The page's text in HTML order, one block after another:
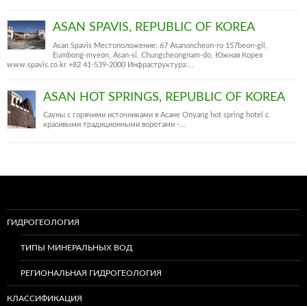
ASAN SPAVIS, REPUBLIC OF KOREA
Asan Spavis Местоположение: 67 Asanoncheon-ro 157beon-gil,
Eumbong-myeon, Asan-si, Chungcheongnam-do, Южная Корея
www.spavis.co.kr +82 41-539-2000 Инфраструктура:…
ASAN HOT SPRINGS, REPUBLIC OF KOREA
Сауны с горячими источниками в Асане Onyang hot spring hotel c
красивыми традиционными воротами -…
ГИДРОГЕОЛОГИЯ
ТИПЫ МИНЕРАЛЬНЫХ ВОД
РЕГИОНАЛЬНАЯ ГИДРОГЕОЛОГИЯ
КЛАССИФИКАЦИЯ